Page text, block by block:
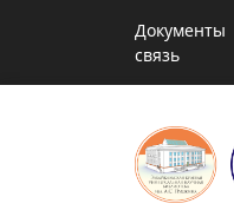
Документы
связь